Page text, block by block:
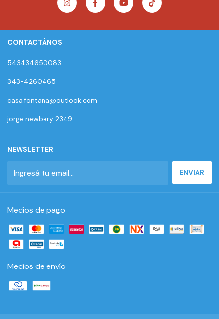
CONTACTÁNOS
543434650083
343-4260465
casa.fontana@outlook.com
jorge newbery 2349
NEWSLETTER
Medios de pago
Medios de envío